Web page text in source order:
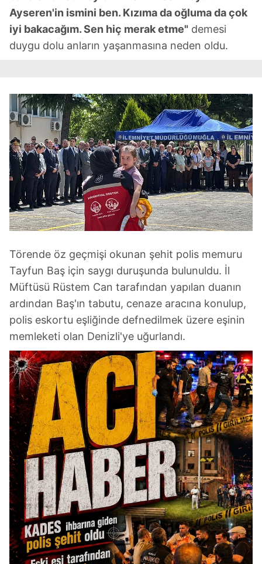
Ayseren'in ismini ben. Kızıma da oğluma da çok
iyi bakacağım. Sen hiç merak etme" demesi
duygu dolu anların yaşanmasına neden oldu.
Törende öz geçmişi okunan şehit polis memuru
Tayfun Baş için saygı duruşunda bulunuldu. İl
Müftüsü Rüstem Can tarafından yapılan duanın
ardından Baş'ın tabutu, cenaze aracına konulup,
polis eskortu eşliğinde defnedilmek üzere eşinin
memleketi olan Denizli'ye uğurlandı.